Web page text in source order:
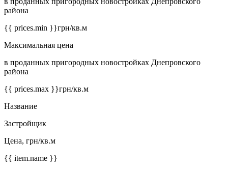
района
{{ prices.min }}грн/кв.м
Максимальная цена
в проданных пригородных новостройках Днепровского
района
{{ prices.max }}грн/кв.м
Название
Застройщик
Цена, грн/кв.м
{{ item.name }}